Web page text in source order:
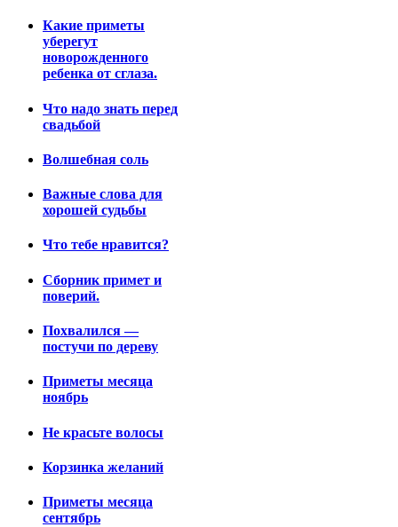
Какие приметы
уберегут
новорожденного
ребенка от сглаза.
Что надо знать перед
свадьбой
Волшебная соль
Важные слова для
хорошей судьбы
Что тебе нравится?
Сборник примет и
поверий.
Похвалился —
постучи по дереву
Приметы месяца
ноябрь
Не красьте волосы
Корзинка желаний
Приметы месяца
сентябрь